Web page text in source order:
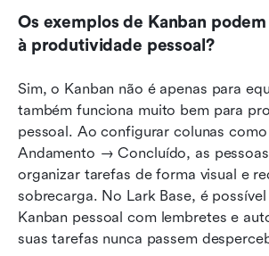
Os exemplos de Kanban
à produtividade pessoal?
Sim, o Kanban não é apenas para
também funciona muito bem para
pessoal. Ao configurar colunas
Andamento → Concluído, as
organizar tarefas de forma visual e
sobrecarga. No Lark Base, é
Kanban pessoal com lembretes e
suas tarefas nunca passem